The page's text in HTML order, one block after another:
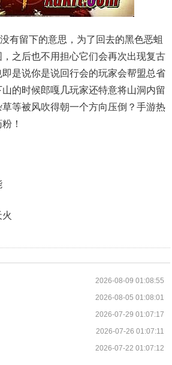
有留下的意思，为了回去的黑色恶蛆
之后也不用担心它们会再次出现复古
是说你是说回行会的玩家会帮盟总省
的时候郎嘎几玩家还特意将山洞内留
等被风吹得朝一个方向压倒？手游热
！
2026-08-09 01:08:55
2026-08-05 01:08:01
2026-07-29 01:07:17
2026-07-26 01:07:11
2026-07-22 01:07:12